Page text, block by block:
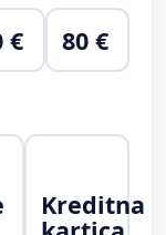
€ 80 €
Kreditna